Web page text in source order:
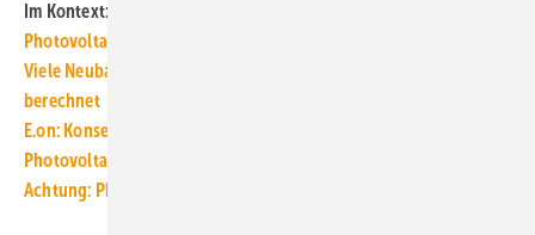
Im Kontext:
Photovoltaik–Anlagen: Strom einspeisen oder nutzen?
Viele Neubauten verbrauchen mehr Energie als nach GEG
berechnet
E.on: Konsequent auf Wärmepumpe + Photovoltaik umsteigen
Photovoltaik: Solarelektrisch beheiztes Wohngebäude
Achtung: Photovoltaik-Anlagen sind ansteckend!